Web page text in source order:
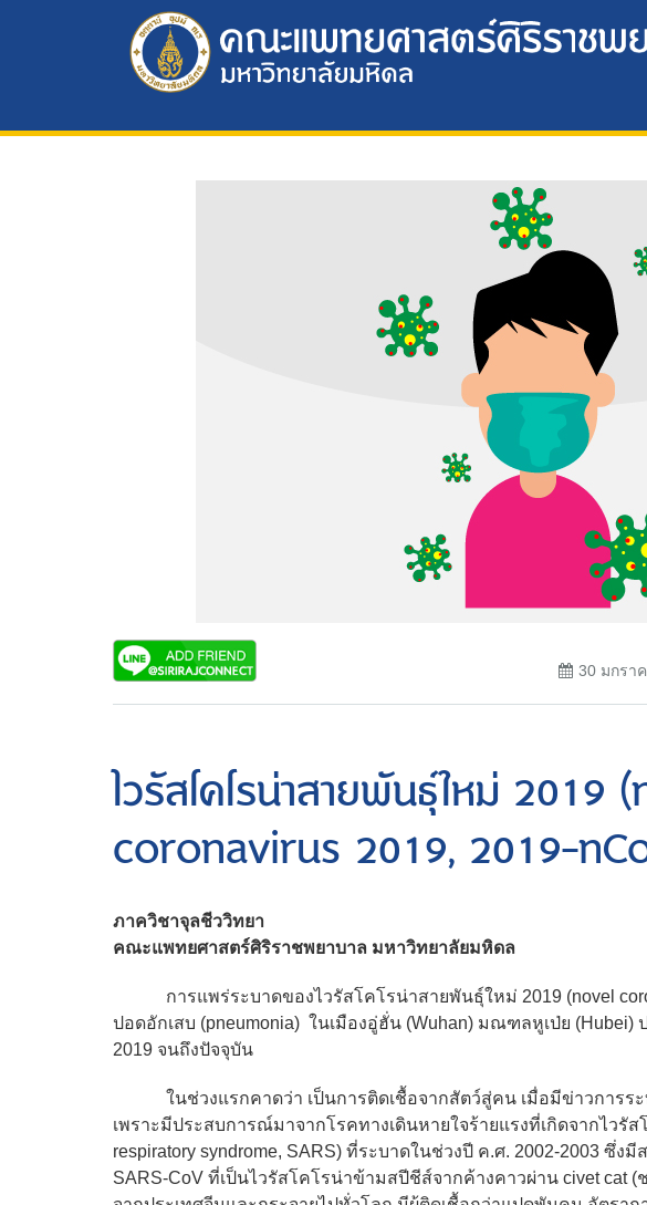
30 มกรา
ไวรัสโคโรน่าสายพันธุ์ใหม่ 2019
coronavirus 2019, 2019-
ภาควิชาจุลชีววิทยา
คณะแพทยศาสตร์ศิริราชพยาบาล มหาวิทยาลัยมหิดล
การแพร่ระบาดของไวรัสโคโรน่าสายพันธุ์ใหม่ 2019 (novel
ปอดอักเสบ (pneumonia) ในเมืองอู่ฮั่น (Wuhan) มณฑลหูเป่ย (Hubei)
2019 จนถึงปัจจุบัน
ในช่วงแรกคาดว่า เป็นการติดเชื้อจากสัตว์สู่คน เมื่อมีข่าวการระ
เพราะมีประสบการณ์มาจากโรคทางเดินหายใจร้ายแรงที่เกิดจากไวรั
respiratory syndrome, SARS) ที่ระบาดในช่วงปี ค.ศ. 2002-2003 ซึ่ง
SARS-CoV ที่เป็นไวรัสโคโรน่าข้ามสปีชีส์จากค้างคาวผ่าน civet cat